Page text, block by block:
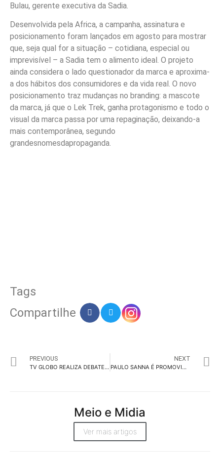
Bulau, gerente executiva da Sadia.
Desenvolvida pela Africa, a campanha, assinatura e
posicionamento foram lançados em agosto para mostrar
que, seja qual for a situação – cotidiana, especial ou
imprevisível – a Sadia tem o alimento ideal. O projeto
ainda considera o lado questionador da marca e aproxima-
a dos hábitos dos consumidores e da vida real. O novo
posicionamento traz mudanças no branding: a mascote
da marca, já que o Lek Trek, ganha protagonismo e todo o
visual da marca passa por uma repaginação, deixando-a
mais contemporânea, segundo
grandesnomesdapropaganda.
Tags
Compartilhe
PREVIOUS
TV GLOBO REALIZA DEBATE COM CANDIDATOS AO GDF
NEXT
PAULO SANNA É PROMOVIDO A CEO DA AGÊNCIA MESTIÇA
Meio e Midia
Ver mais artigos